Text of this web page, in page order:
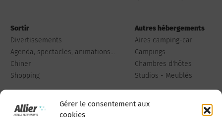
Gérer le consentement aux
cookies
Sortir
Divertissements
Agenda, spectacles, animations...
Chiner
Shopping
Autres hébergements
Aires camping-car
Campings
Chambres d'hôtes
Studios - Meublés